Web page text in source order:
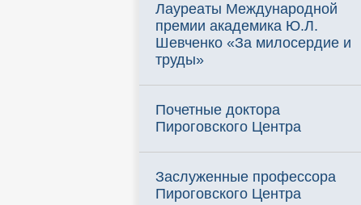
Лауреаты Международной
премии академика Ю.Л.
Шевченко «За милосердие и
труды»
Почетные доктора
Пироговского Центра
Заслуженные профессора
Пироговского Центра